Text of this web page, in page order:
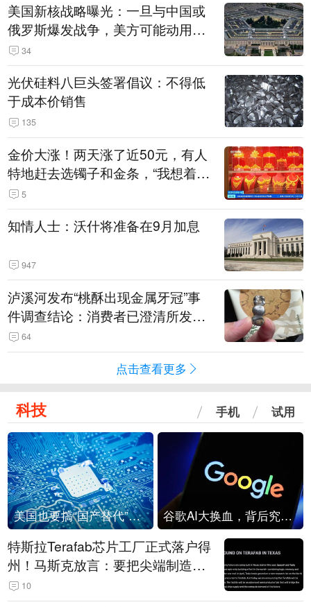
美国新核战略曝光：一旦与中国或
俄罗斯爆发战争，美方可能动用战
术核武器
34
光伏硅料八巨头签署倡议：不得低
于成本价销售
135
金价大涨！两天涨了近50元，有人
特地赶去选镯子和金条，“我想着买
起来可以保值，小批量进一些货”
5
知情人士：沃什将准备在9月加息
947
泸溪河发布“桃酥出现金属牙冠”事
件调查结论：消费者已澄清所发视
频情况不属实
64
点击查看更多
科技 手机 试用
美国也要搞“国产替代”？先算清三笔账 谷歌AI大换血，背后究竟发生了什么？
特斯拉Terafab芯片工厂正式落户得
州！马斯克放言：要把尖端制造带
回美国
10